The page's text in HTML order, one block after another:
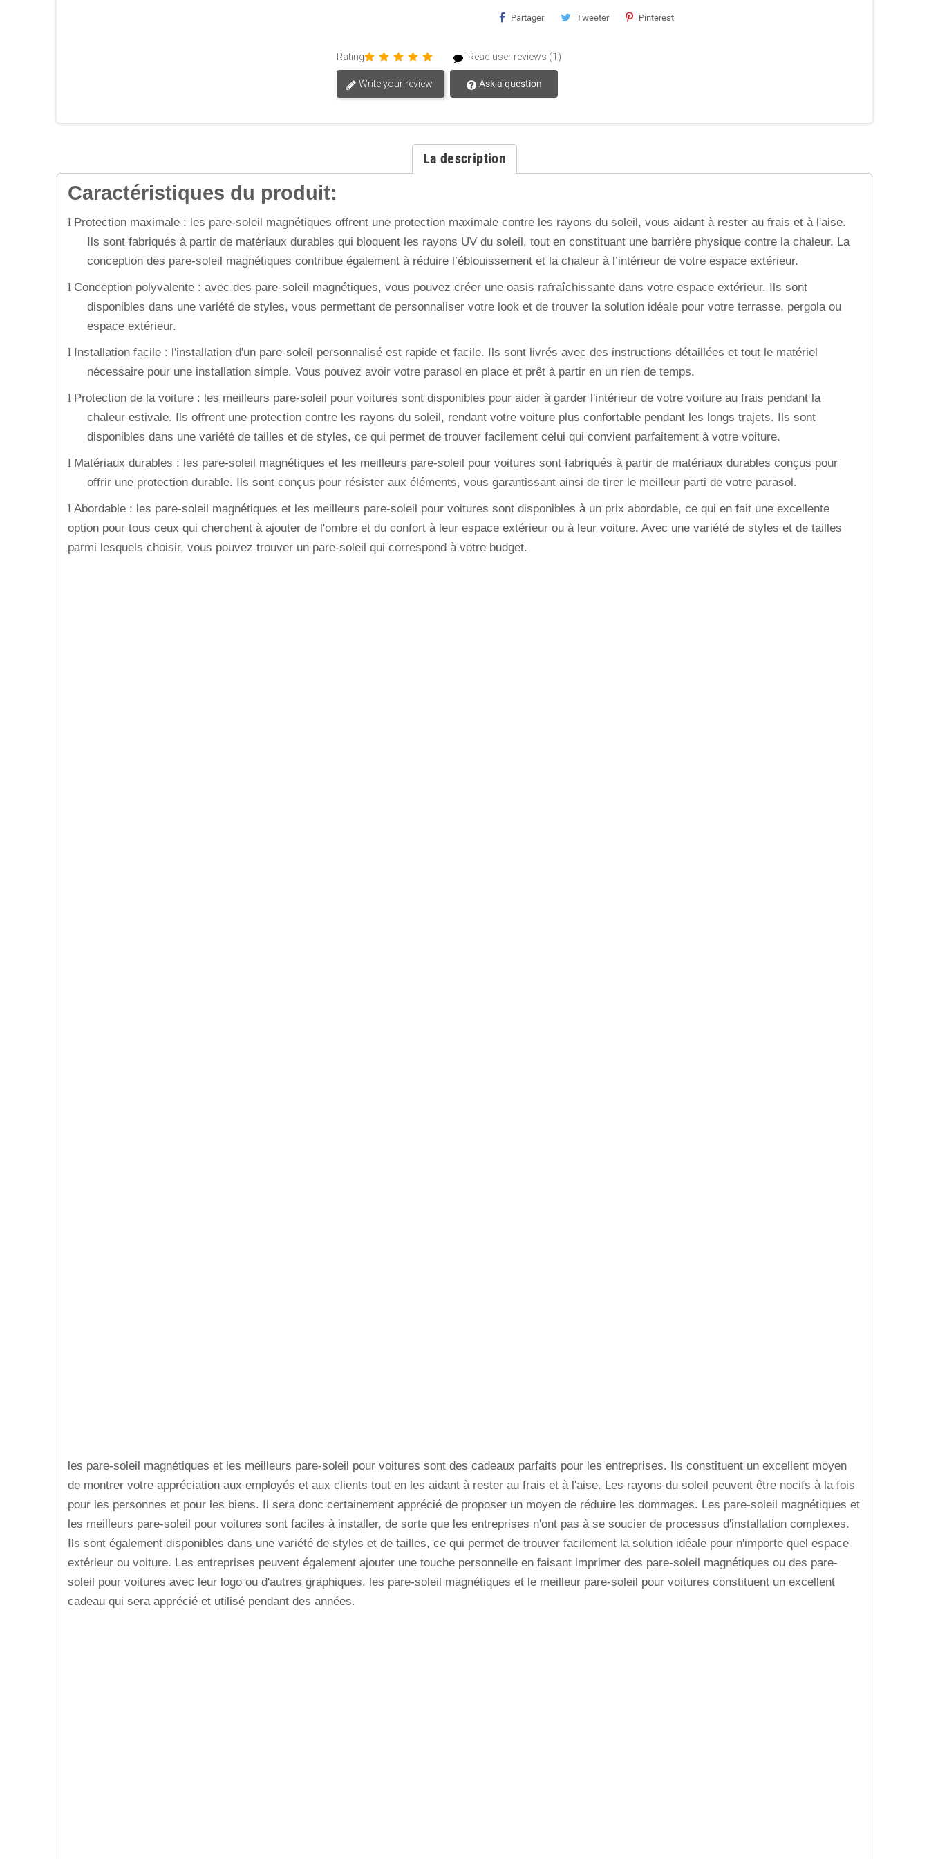
Partager Tweeter Pinterest
Rating Read user reviews (1)
Write your review Ask a question
La description
Caractéristiques du produit:
l Protection maximale : les pare-soleil magnétiques offrent une protection maximale contre les rayons du soleil, vous aidant à rester au frais et à l'aise.
Ils sont fabriqués à partir de matériaux durables qui bloquent les rayons UV du soleil, tout en constituant une barrière physique contre la chaleur. La
conception des pare-soleil magnétiques contribue également à réduire l’éblouissement et la chaleur à l’intérieur de votre espace extérieur.
l Conception polyvalente : avec des pare-soleil magnétiques, vous pouvez créer une oasis rafraîchissante dans votre espace extérieur. Ils sont
disponibles dans une variété de styles, vous permettant de personnaliser votre look et de trouver la solution idéale pour votre terrasse, pergola ou
espace extérieur.
l Installation facile : l'installation d'un pare-soleil personnalisé est rapide et facile. Ils sont livrés avec des instructions détaillées et tout le matériel
nécessaire pour une installation simple. Vous pouvez avoir votre parasol en place et prêt à partir en un rien de temps.
l Protection de la voiture : les meilleurs pare-soleil pour voitures sont disponibles pour aider à garder l'intérieur de votre voiture au frais pendant la
chaleur estivale. Ils offrent une protection contre les rayons du soleil, rendant votre voiture plus confortable pendant les longs trajets. Ils sont
disponibles dans une variété de tailles et de styles, ce qui permet de trouver facilement celui qui convient parfaitement à votre voiture.
l Matériaux durables : les pare-soleil magnétiques et les meilleurs pare-soleil pour voitures sont fabriqués à partir de matériaux durables conçus pour
offrir une protection durable. Ils sont conçus pour résister aux éléments, vous garantissant ainsi de tirer le meilleur parti de votre parasol.
l Abordable : les pare-soleil magnétiques et les meilleurs pare-soleil pour voitures sont disponibles à un prix abordable, ce qui en fait une excellente
option pour tous ceux qui cherchent à ajouter de l'ombre et du confort à leur espace extérieur ou à leur voiture. Avec une variété de styles et de tailles
parmi lesquels choisir, vous pouvez trouver un pare-soleil qui correspond à votre budget.
les pare-soleil magnétiques et les meilleurs pare-soleil pour voitures sont des cadeaux parfaits pour les entreprises. Ils constituent un excellent moyen
de montrer votre appréciation aux employés et aux clients tout en les aidant à rester au frais et à l'aise. Les rayons du soleil peuvent être nocifs à la fois
pour les personnes et pour les biens. Il sera donc certainement apprécié de proposer un moyen de réduire les dommages. Les pare-soleil magnétiques et
les meilleurs pare-soleil pour voitures sont faciles à installer, de sorte que les entreprises n'ont pas à se soucier de processus d'installation complexes.
Ils sont également disponibles dans une variété de styles et de tailles, ce qui permet de trouver facilement la solution idéale pour n'importe quel espace
extérieur ou voiture. Les entreprises peuvent également ajouter une touche personnelle en faisant imprimer des pare-soleil magnétiques ou des pare-
soleil pour voitures avec leur logo ou d'autres graphiques. les pare-soleil magnétiques et le meilleur pare-soleil pour voitures constituent un excellent
cadeau qui sera apprécié et utilisé pendant des années.